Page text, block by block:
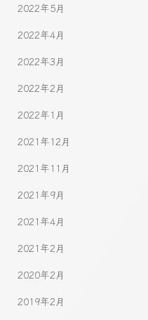
2022年5月
2022年4月
2022年3月
2022年2月
2022年1月
2021年12月
2021年11月
2021年9月
2021年4月
2021年2月
2020年2月
2019年2月